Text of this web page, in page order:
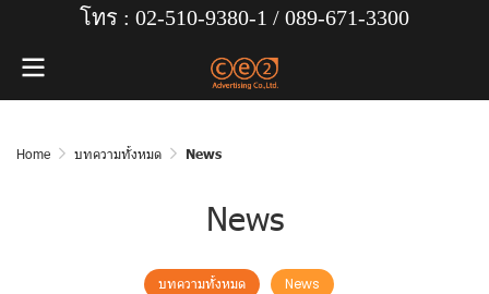
โทร : 02-510-9380-1 / 089-671-3300
Home บทความทั้งหมด News
News
บทความทั้งหมด News